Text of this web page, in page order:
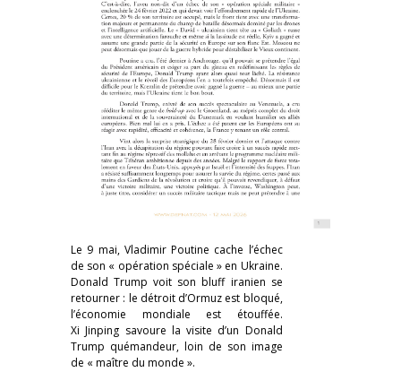
Le 9 mai, Vladimir Poutine cache l’échec
de son « opération spéciale » en Ukraine.
Donald Trump voit son bluff iranien se
retourner : le détroit d’Ormuz est bloqué,
l’économie mondiale est étouffée.
Xi Jinping savoure la visite d’un Donald
Trump quémandeur, loin de son image
de « maître du monde ».